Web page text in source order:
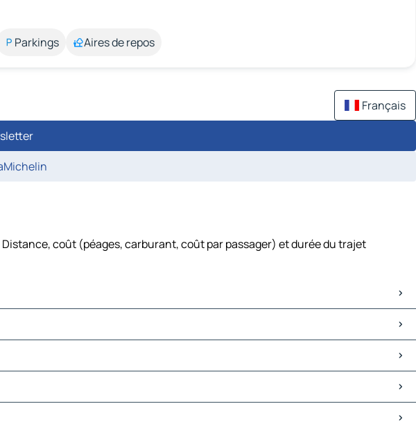
Parkings Aires de repos
Français
coût (péages, carburant, coût par passager) et durée du trajet